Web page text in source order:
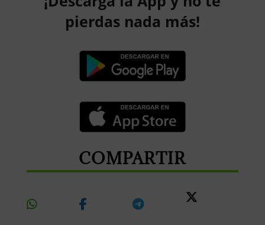
pierdas nada más!
COMPARTIR